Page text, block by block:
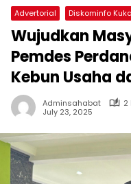
Advertorial Diskominfo
Wujudkan
Pemdes
Kebun Usaha
Adminsahabat
2
July 23, 2025